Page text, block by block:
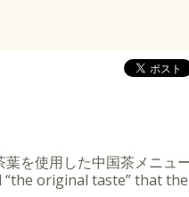
を使用した中国茶メニュー
original taste” that